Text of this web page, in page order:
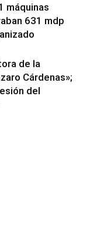
máquinas
631 mdp
de la
Cárdenas»;
del